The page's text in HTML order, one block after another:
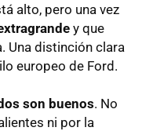
alto, pero una vez
y que
Una distinción clara
europeo de Ford.
son buenos. No
ni por la